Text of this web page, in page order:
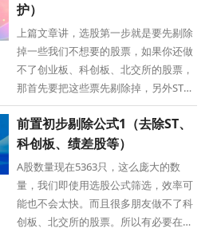
愉快的玩股票？是不是感觉踩不踩雷全
靠运气！为此，我去查看了下九芝堂的
2023年度财报，发现它被ST的主要
护）
上篇文章讲，选股第一步就是要先剔除
掉一些我们不想要的股票，如果你还做
不了创业板、科创板、北交所的股票，
那首先要把这些票先剔除掉，另外ST的
股票和一些绩差股，估值过高，乖离率
过大的一些股票，也顺手一并统统剔除
掉。这是我们上篇文章讲的重点，上篇
文章链接如下：前置初步剔除公式
1（去除ST、科创板、绩差股等）经
前置初步剔除公式1（去除ST、
科创板、绩差股等）
A股数量现在5363只，这么庞大的数
量，我们即使用选股公式筛选，效率可
能也不会太快。而且很多朋友做不了科
创板、北交所的股票。所以有必要在我